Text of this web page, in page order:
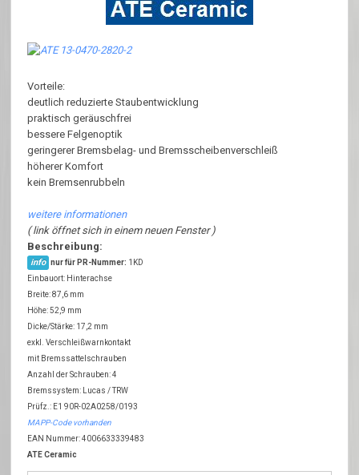
Vorteile:
deutlich reduzierte Staubentwicklung
praktisch geräuschfrei
bessere Felgenoptik
geringerer Bremsbelag- und Bremsscheibenverschleiß
höherer Komfort
kein Bremsenrubbeln
weitere informationen
( link öffnet sich in einem neuen Fenster )
Beschreibung:
info nur für PR-Nummer: 1KD
Einbauort: Hinterachse
Breite: 87,6 mm
Höhe: 52,9 mm
Dicke/Stärke: 17,2 mm
exkl. Verschleißwarnkontakt
mit Bremssattelschrauben
Anzahl der Schrauben: 4
Bremssystem: Lucas / TRW
Prüfz.: E1 90R-02A0258/0193
MAPP-Code vorhanden
EAN Nummer: 4006633339483
ATE Ceramic